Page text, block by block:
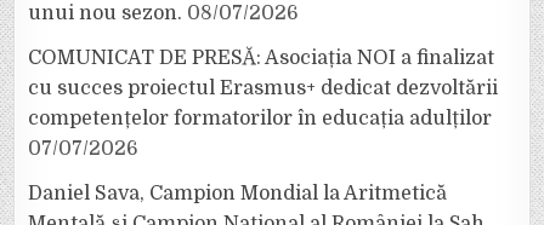
unui nou sezon. 08/07/2026
COMUNICAT DE PRESĂ: Asociația NOI a finalizat
cu succes proiectul Erasmus+ dedicat dezvoltării
competențelor formatorilor în educația adulților
07/07/2026
Daniel Sava, Campion Mondial la Aritmetică